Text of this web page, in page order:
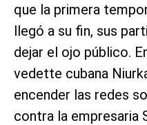
que la primera
llegó a su fin, sus
dejar el ojo público.
vedette cubana
encender las redes
contra la empresaria